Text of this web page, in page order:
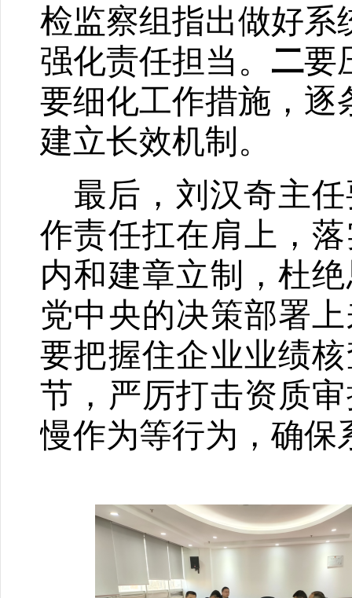
检监察组指出做好系
强化责任担当。 二要
要细化工作措施，逐
建立长效机制。
最后，刘汉奇主
作责任扛在肩上，
内和建章立制，杜
党中央的决策部署
要把握住企业业绩
节，严厉打击资质
慢作为等行为，确保